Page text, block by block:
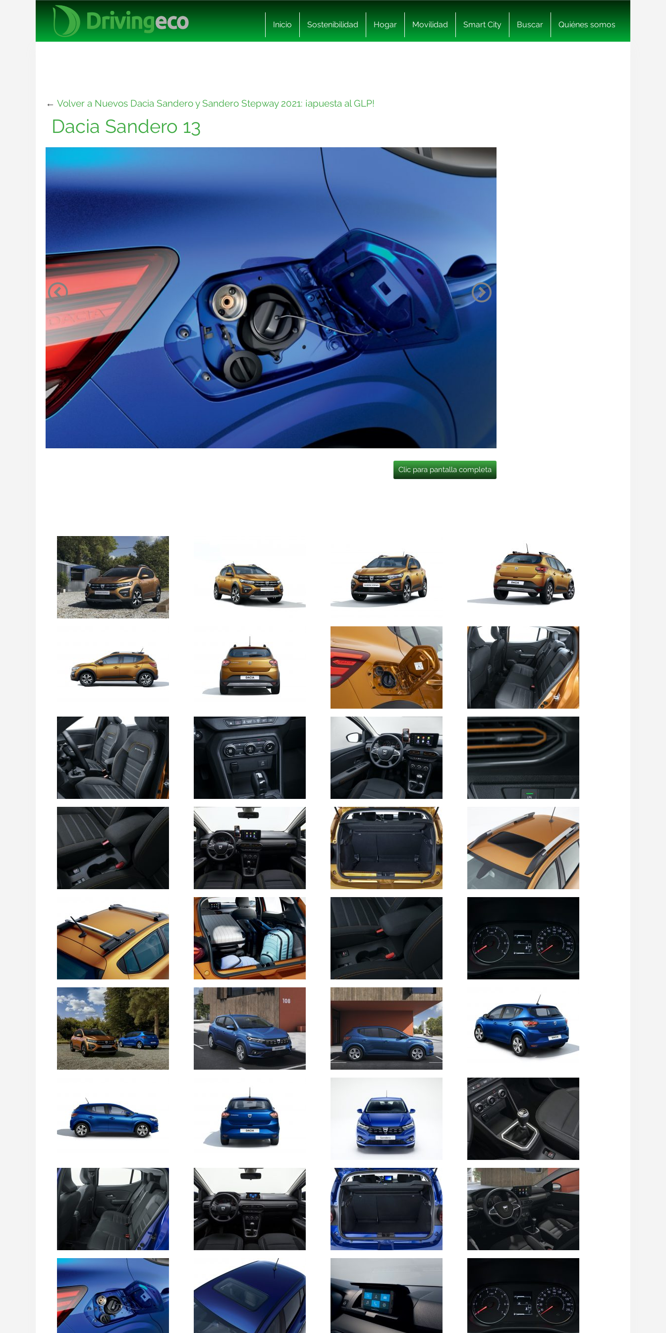
Inicio Sostenibilidad Hogar Movilidad Smart City Buscar Quiénes somos
← Volver a Nuevos Dacia Sandero y Sandero Stepway 2021: ¡apuesta al GLP!
Dacia Sandero 13
Clic para pantalla completa